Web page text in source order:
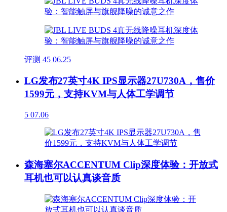
评测 45 06.25
LG发布27英寸4K IPS显示器27U730A，售价
1599元，支持KVM与人体工学调节
5 07.06
森海塞尔ACCENTUM Clip深度体验：开放式
耳机也可以认真谈音质